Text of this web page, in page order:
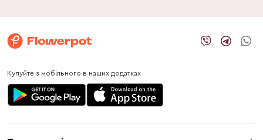
Купуйте з мобільного в наших додатках